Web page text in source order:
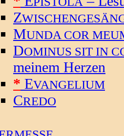
Z
MUNDA COR
DOMINUS SIT IN
meinem Herzen
* EVANGELIUM
CREDO